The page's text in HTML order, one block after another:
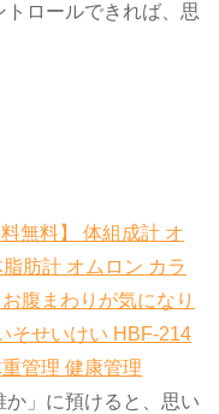
トロールできれば、思
無料】 体組成計 オ
肪計 オムロン カラ
腹まわりが気になり
そせいけい HBF-214
管理 健康管理
」に預けると、思い